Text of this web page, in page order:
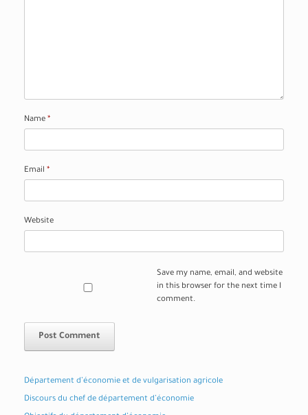
Name *
Email *
Website
Save my name, email, and website
in this browser for the next time I
comment.
Département d’économie et de vulgarisation agricole
Discours du chef de département d’économie